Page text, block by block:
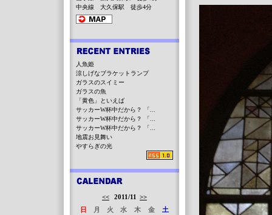
中央線 大久保駅 徒歩4分
人魚姫
涼しげなブラケットランプ
ガラスのスイミー
ガラスの魚
「黄色」といえば
サッカーW杯中だから？ 「...
サッカーW杯中だから？ 「...
サッカーW杯中だから？ 「...
地震お見舞い
やすらぎの光
<< 2011/11 >>
日
月 火 水 木 金
土